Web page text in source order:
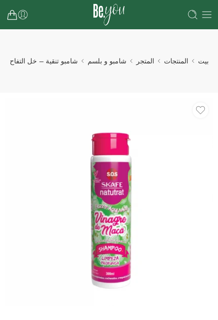
بيت المنتجات المتجر شامبو و بلسم شامبو تنقية – خل التفاح